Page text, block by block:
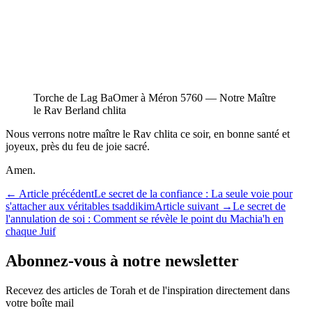
Torche de Lag BaOmer à Méron 5760 — Notre Maître
le Rav Berland chlita
Nous verrons notre maître le Rav chlita ce soir, en bonne santé et
joyeux, près du feu de joie sacré.
Amen.
← Article précédentLe secret de la confiance : La seule voie pour
s'attacher aux véritables tsaddikimArticle suivant →Le secret de
l'annulation de soi : Comment se révèle le point du Machia'h en
chaque Juif
Abonnez-vous à notre newsletter
Recevez des articles de Torah et de l'inspiration directement dans
votre boîte mail